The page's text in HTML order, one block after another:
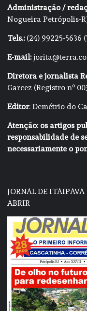
Administração /
Nogueira Petrópolis-
Tels.:(24) 99225-5636
E-mail:
Diretora e jornalista
Garcez (Registro nº
Editor: Demétrio do
Atenção: os artigos
responsabilidade de
necessariamente o
JORNAL DE ITAIPAVA
ABRIR